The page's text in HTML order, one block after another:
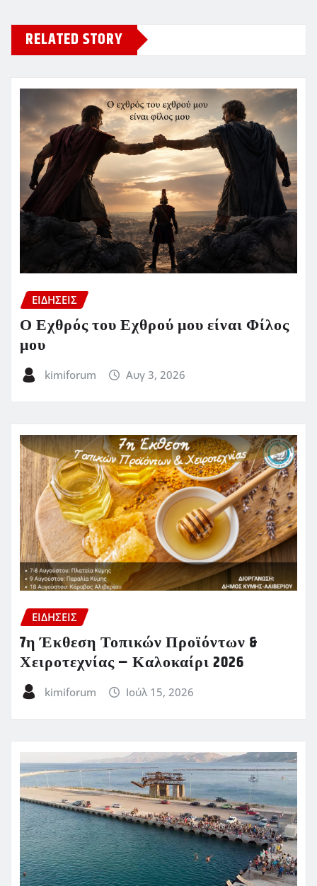
RELATED STORY
ΕΙΔΗΣΕΙΣ
Ο Εχθρός του Εχθρού μου είναι Φίλος
μου
kimiforum Αυγ 3, 2026
ΕΙΔΗΣΕΙΣ
7η Έκθεση Τοπικών Προϊόντων &
Χειροτεχνίας – Καλοκαίρι 2026
kimiforum Ιούλ 15, 2026